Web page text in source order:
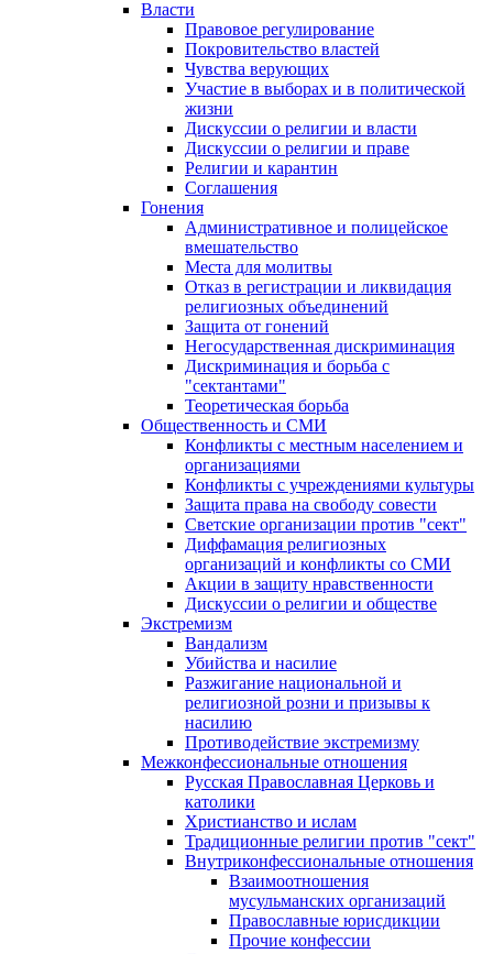
Власти
Правовое регулирование
Покровительство властей
Чувства верующих
Участие в выборах и в политической
жизни
Дискуссии о религии и власти
Дискуссии о религии и праве
Религии и карантин
Соглашения
Гонения
Административное и полицейское
вмешательство
Места для молитвы
Отказ в регистрации и ликвидация
религиозных объединений
Защита от гонений
Негосударственная дискриминация
Дискриминация и борьба с
"сектантами"
Теоретическая борьба
Общественность и СМИ
Конфликты с местным населением и
организациями
Конфликты с учреждениями культуры
Защита права на свободу совести
Светские организации против "сект"
Диффамация религиозных
организаций и конфликты со СМИ
Акции в защиту нравственности
Дискуссии о религии и обществе
Экстремизм
Вандализм
Убийства и насилие
Разжигание национальной и
религиозной розни и призывы к
насилию
Противодействие экстремизму
Межконфессиональные отношения
Русская Православная Церковь и
католики
Христианство и ислам
Традиционные религии против "сект"
Внутриконфессиональные отношения
Взаимоотношения
мусульманских организаций
Православные юрисдикции
Прочие конфессии